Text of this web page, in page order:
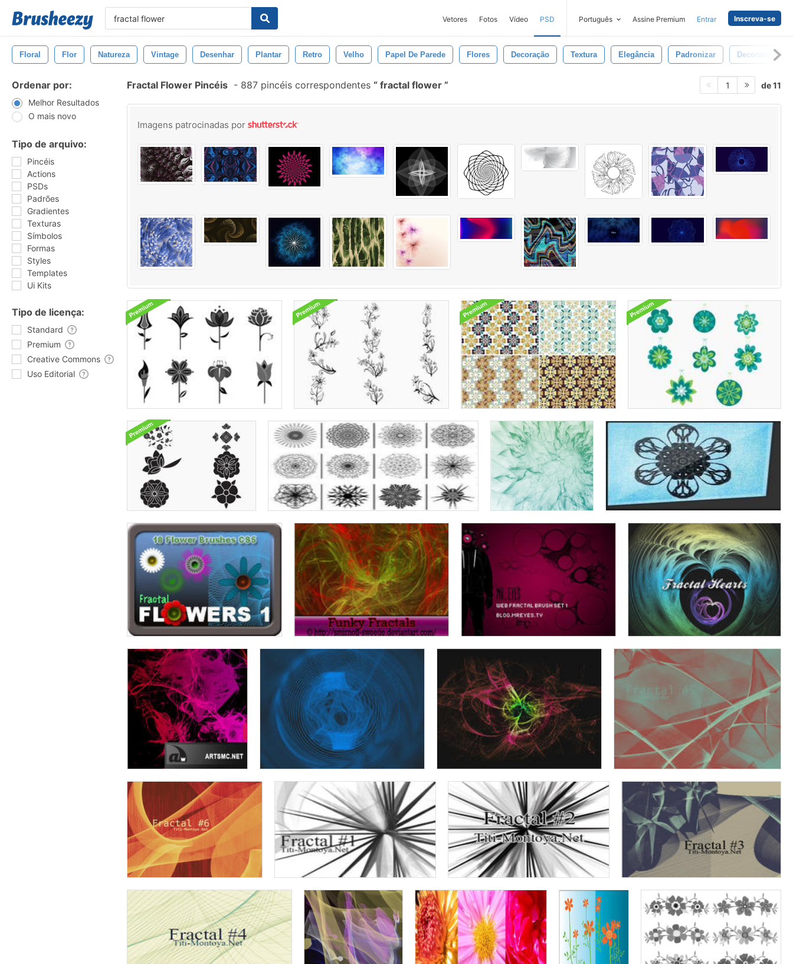
Vetores Fotos Vídeo PSD Português Assine Premium Entrar Inscreva-se
Floral Flor Natureza Vintage Desenhar Plantar Retro Velho Papel De Parede Flores Decoração Textura Elegância Padronizar Decorativo
Ordenar por:
Melhor Resultados
O mais novo
Tipo de arquivo:
Pincéis
Actions
PSDs
Padrões
Gradientes
Texturas
Símbolos
Formas
Styles
Templates
Ui Kits
Tipo de licença:
Standard
Premium
Creative Commons
Uso Editorial
Fractal Flower Pincéis - 887 pincéis correspondentes fractal flower 1 de 11
Imagens patrocinadas por